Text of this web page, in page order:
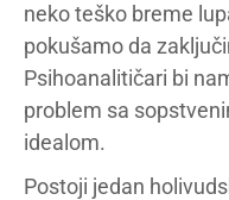
neko teško breme
pokušamo da
Psihoanalitičari bi
problem sa
idealom.
Postoji jedan